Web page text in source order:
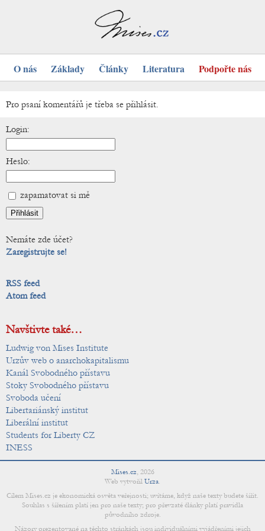
O nás Základy Články Literatura Podpořte nás
Pro psaní komentářů je třeba se přihlásit.
Login:
Heslo:
zapamatovat si mě
Nemáte zde účet?
Zaregistrujte se!
RSS feed
Atom feed
Navštivte také…
Ludwig von Mises Institute
Urzův web o anarchokapitalismu
Kanál Svobodného přístavu
Stoky Svobodného přístavu
Svoboda učení
Libertariánský institut
Liberální institut
Students for Liberty CZ
INESS
Mises.cz, 2026
Web vytvořil Urza.
Cílem Mises.cz je ekonomická osvěta veřejnosti; uvítáme, když naše texty budete šířit.
Souhlas s šířením platí jen pro naše texty; pro převzaté články platí pravidla
původního zdroje.
Názory prezentované na těchto stránkách jsou individuálními vyjádřeními jejich